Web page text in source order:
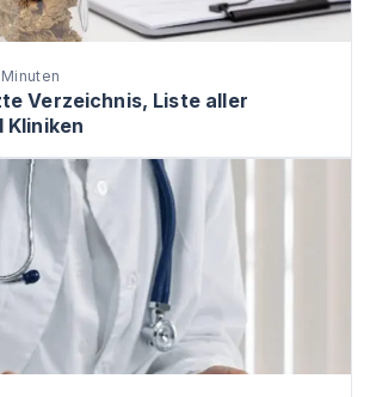
Verzeichnis, Liste aller
Kliniken